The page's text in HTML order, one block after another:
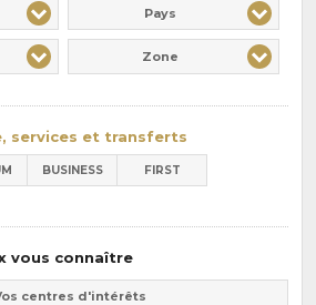
Pays
Zone
services et transferts
BUSINESS FIRST
vous connaître
centres d'intérêts